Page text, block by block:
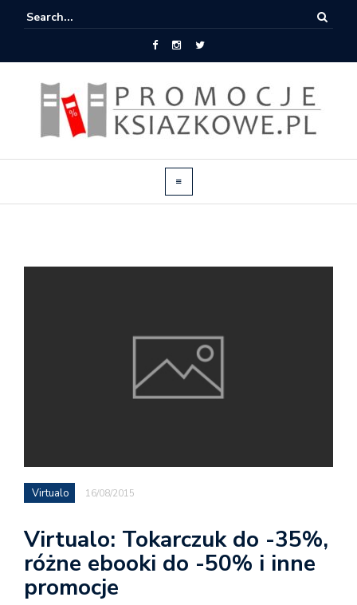
Virtualo 16/08/2015
Virtualo: Tokarczuk do -35%,
różne ebooki do -50% i inne
promocje